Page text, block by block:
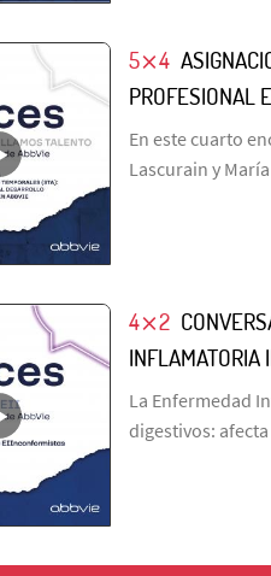
5⨯4
PROFESIONAL
En este cuarto
Lascurain y
4⨯2
INFLAMATORIA
La Enfermedad
digestivos: